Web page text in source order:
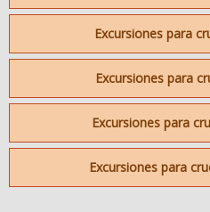
Excursiones para
Excursiones para
Excursiones para
Excursiones para